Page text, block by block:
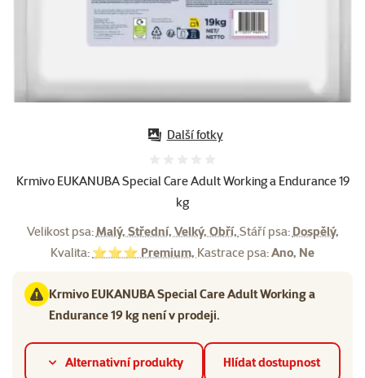
Krmivo EUKANUBA Special Care Adult Working a Endurance 19
kg
Velikost psa:Malý, Střední, Velký, Obří, Stáří psa: Dospělý,
Kvalita: ⭐⭐⭐ Premium, Kastrace psa:Ano, Ne
Krmivo EUKANUBA Special Care Adult Working a
Endurance 19 kg není v prodeji.
Alternativní produkty Hlídat dostupnost
Další fotky